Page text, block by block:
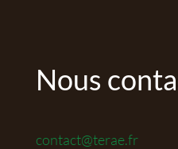
Nous
contact@terae.fr